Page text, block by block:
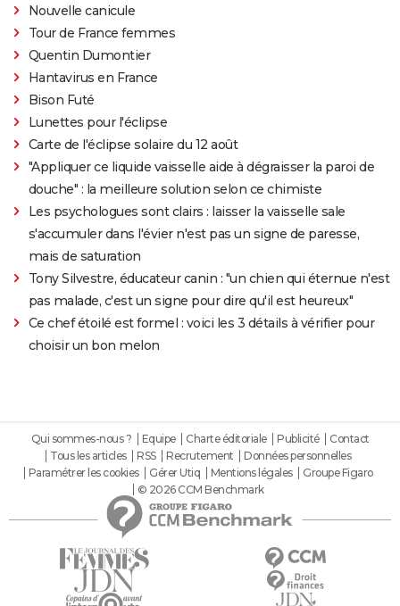
Nouvelle canicule
Tour de France femmes
Quentin Dumontier
Hantavirus en France
Bison Futé
Lunettes pour l'éclipse
Carte de l'éclipse solaire du 12 août
"Appliquer ce liquide vaisselle aide à dégraisser la paroi de
douche" : la meilleure solution selon ce chimiste
Les psychologues sont clairs : laisser la vaisselle sale
s'accumuler dans l'évier n'est pas un signe de paresse,
mais de saturation
Tony Silvestre, éducateur canin : "un chien qui éternue n'est
pas malade, c'est un signe pour dire qu'il est heureux"
Ce chef étoilé est formel : voici les 3 détails à vérifier pour
choisir un bon melon
Qui sommes-nous ? Equipe Charte éditoriale Publicité
Contact
Tous les articles
RSS Recrutement
Données personnelles
Paramétrer les cookies
Gérer Utiq Mentions légales
Groupe Figaro
© 2026 CCM Benchmark